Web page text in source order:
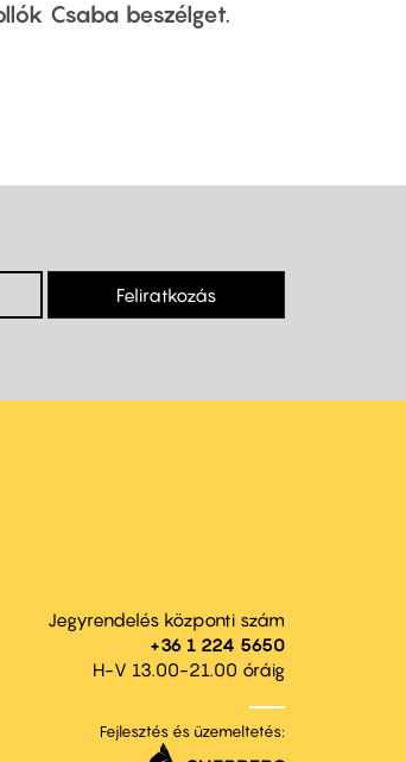
Csaba beszélget.
Feliratkozás
Jegyrendelés központi szám
+36 1 224 5650
H-V 13.00-21.00 óráig
Fejlesztés és üzemeltetés: